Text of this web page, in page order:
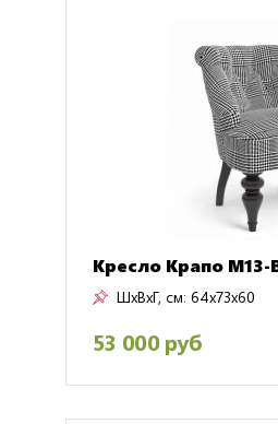
Кресло Крапо M13-
ШxВxГ, см: 64x73x60
53 000 руб